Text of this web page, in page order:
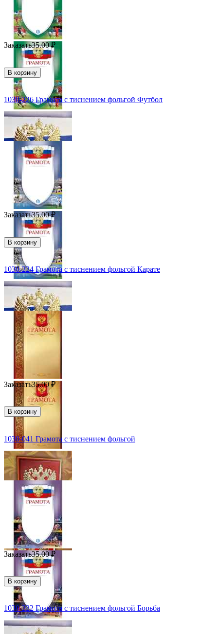
Заказать35.00 ₽
В корзину
1030-226 Грамота с тиснением фольгой Футбол
Заказать35.00 ₽
В корзину
1030-224 Грамота с тиснением фольгой Карате
Заказать35.00 ₽
В корзину
1030-041 Грамота с тиснением фольгой
Заказать35.00 ₽
В корзину
1030-222 Грамота с тиснением фольгой Борьба